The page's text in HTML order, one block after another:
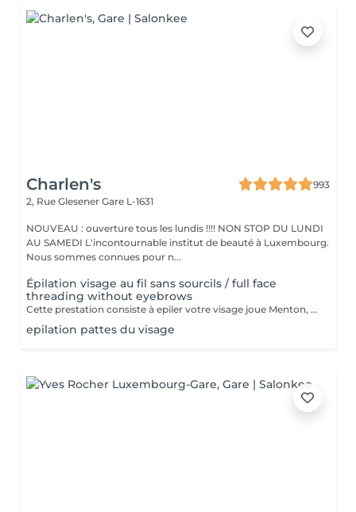
Charlen's
993
2, Rue Glesener Gare L-1631
NOUVEAU : ouverture tous les lundis !!!! NON STOP DU LUNDI
AU SAMEDI L'incontournable institut de beauté à Luxembourg.
Nous sommes connues pour n...
Épilation visage au fil sans sourcils / full face
threading without eyebrows
Cette prestation consiste à epiler votre visage joue Menton, front et le long des oreilles les sourcils et le cou sont en extra
epilation pattes du visage